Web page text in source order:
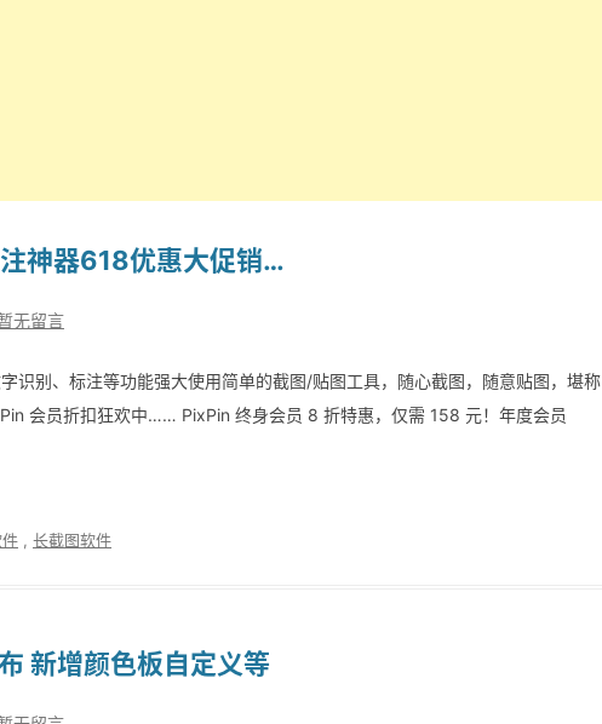
神器618优惠大促销…
无留言
识别、标注等功能强大使用简单的截图/贴图工具，随心截图，随意贴图，堪称
会员折扣狂欢中…… PixPin 终身会员 8 折特惠，仅需 158 元！年度会员
长截图软件
新增颜色板自定义等